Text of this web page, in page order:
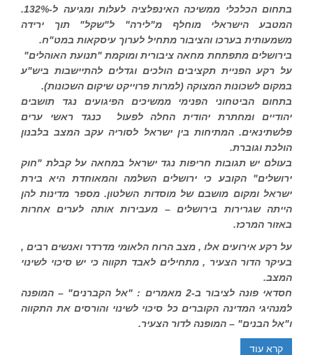
בתחום הכלכלי ממשיכה האינפלציה לעלות ומגיעה ל-132%.
המטבע הישראלי מוחלף מ"לירה" ל"שקל" תוך ירידה
משמעותית בערכו והציבור מתחיל לערוך עיסקאות במט"ח.
בירושלים מתפתחת מחאה ציבורית ומוקמת "תנועת האוהלים"
על רקע הפניית תקציבים הולכים וגדלים להתיישבות ביש"ע
במקום לשכונות המצוקה (למרות פרוייקט שיקום השכונות).
בתחום הביטחוני הפנימי ממשיכים הפיגועים נגד תושבים
יהודיים ומחתרת יהודית החלה לפעול כנגד ראשי ערים
פלשתינאים. המתיחות בין ישראל לסוריה עקב המצב בלבנון
הולכת וגוברת.
בעולם יש תגובות חריפות נגד ישראל במחאה על קבלת "חוק
ירושלים" הקובע כי ירושלים השלמה והמאוחדת היא בירת
ישראל ומקום מושבם של מוסדות השלטון. מספר מדינות להן
הייתה שגרירות בירושלים – מעבירות אותה לערים אחרות
באזור המרכז.
על רקע אירועים אלו , מצב הרוח הלאומי מדרדר ואנשים רבים ,
בעיקר הדור הצעיר , מתחילים לאבד תקווה כי יש סיכוי לשינוי
המצב.
חסדאי פונה לציבור ב-2 מאמרים : "אל הקברנים" – המופנה
למנהיגי המדינה הקוברים כל סיכוי לשינוי והורסים את התקווה
ו"אל הבנים" – המופנה לדור הצעיר.
קרא עוד